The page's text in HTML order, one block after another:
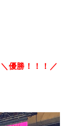
＼優勝！！！／